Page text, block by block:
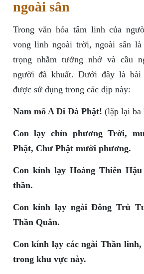
ngoài sân
Trong văn hóa tâm linh của
vong linh ngoài trời, ngoài sân
trọng nhằm tưởng nhớ và cầu
người đã khuất. Dưới đây là bài
được sử dụng trong các dịp này:
Nam mô A Di Đà Phật! (lặp lại ba
Con lạy chín phương Trời,
Phật, Chư Phật mười phương.
Con kính lạy Hoàng Thiên
thần.
Con kính lạy ngài Đông Trù
Thần Quân.
Con kính lạy các ngài Thần
trong khu vực này.